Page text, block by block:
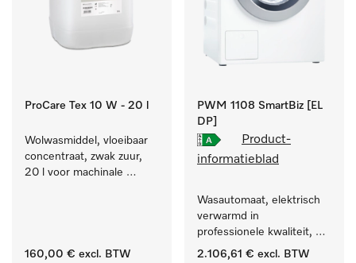
ProCare Tex 10 W - 20 l
Wolwasmiddel, vloeibaar
concentraat, zwak zuur,
20 l voor machinale
160,00 € excl. BTW
PWM 1108 SmartBiz [EL
DP]
Product-
informatieblad
Wasautomaat, elektrisch
verwarmd in
professionele kwaliteit,
programmaduur van
2.106,61 € excl. BTW